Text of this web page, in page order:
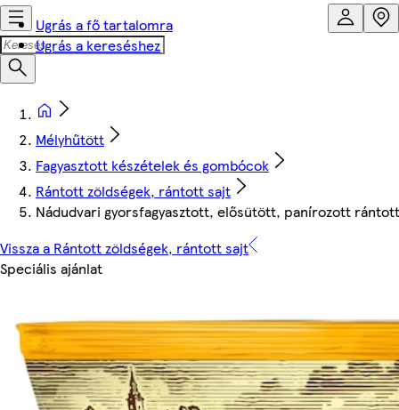
Ugrás a fő tartalomra
Ugrás a kereséshez
Mélyhűtött
Fagyasztott készételek és gombócok
Rántott zöldségek, rántott sajt
Nádudvari gyorsfagyasztott, elősütött, panírozott
Vissza a Rántott zöldségek, rántott sajt
Speciális ajánlat